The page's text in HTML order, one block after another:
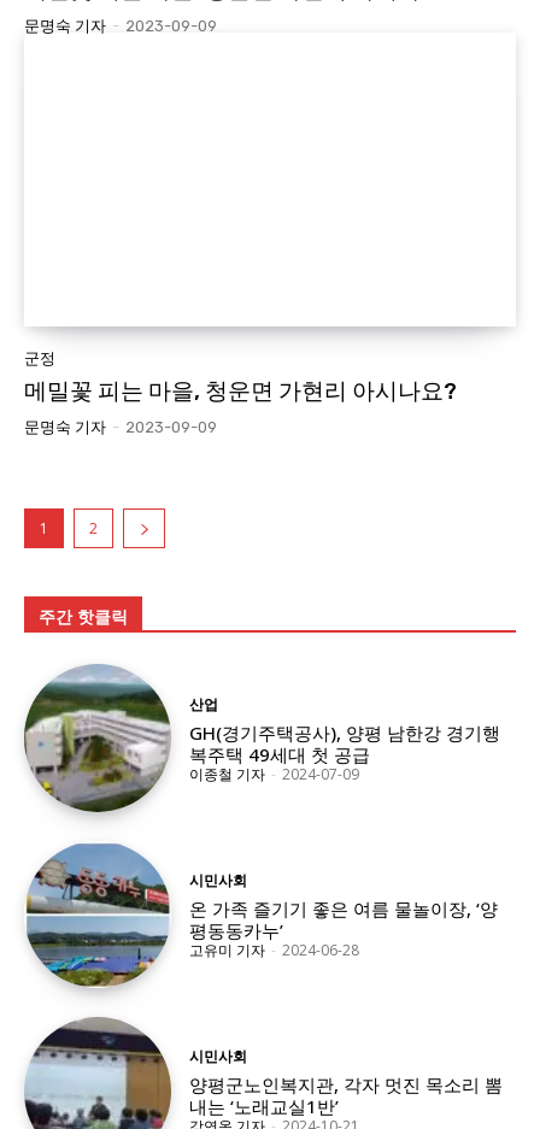
문명숙 기자 - 2023-09-09
군정
메밀꽃 피는 마을, 청운면 가현리 아시나요?
문명숙 기자 - 2023-09-09
1 2
주간 핫클릭
산업
GH(경기주택공사), 양평 남한강 경기행
복주택 49세대 첫 공급
이종철 기자 - 2024-07-09
시민사회
온 가족 즐기기 좋은 여름 물놀이장, ‘양
평동동카누’
고유미 기자 - 2024-06-28
시민사회
양평군노인복지관, 각자 멋진 목소리 뽐
내는 ‘노래교실1반’